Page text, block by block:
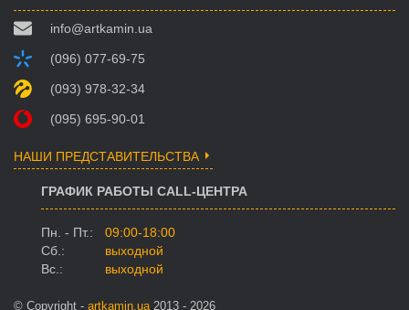
info@artkamin.ua
(096) 077-69-75
(093) 978-32-34
(095) 695-90-01
НАШИ ПРЕДСТАВИТЕЛЬСТВА
ГРАФИК РАБОТЫ CALL-ЦЕНТРА
Пн. - Пт.:
09:00-18:00
Сб.:
выходной
Вс.:
выходной
© Copyright - artkamin.ua2013 - 2026